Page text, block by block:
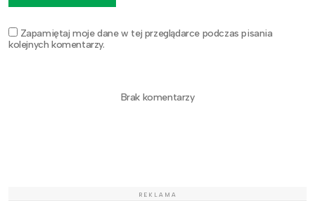
Zapamiętaj moje dane w tej przeglądarce podczas pisania
kolejnych komentarzy.
Brak komentarzy
REKLAMA